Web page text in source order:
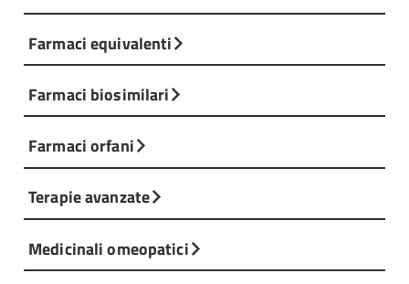
Tabella 1 - Vie regolatorie per richiedere l’AIC per i
Mb] [PDF]
Scarica documento
Farmaci equivalenti
Farmaci biosimilari
Farmaci orfani
Terapie avanzate
Medicinali omeopatici